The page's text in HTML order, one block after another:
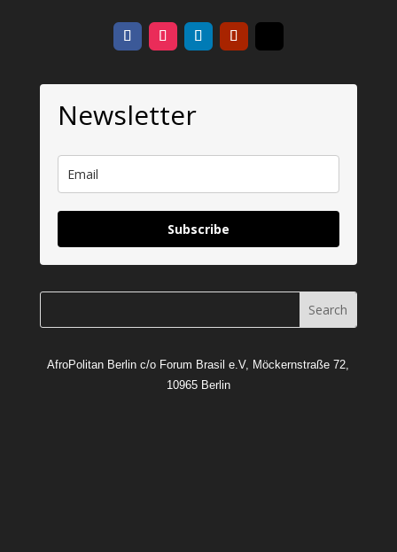
Newsletter
Subscribe
AfroPolitan Berlin c/o Forum Brasil e.V, Möckernstraße 72,
10965 Berlin